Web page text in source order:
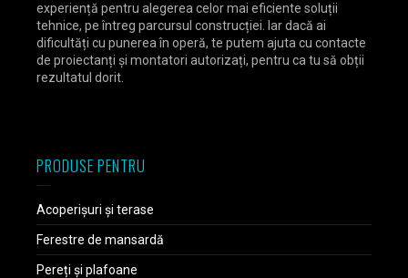
experiență pentru alegerea celor mai eficiente soluții
tehnice, pe întreg parcursul construcției. Iar dacă ai
dificultăți cu punerea în operă, te putem ajuta cu contacte
de proiectanți și montatori autorizați, pentru ca tu să obții
rezultatul dorit.
PRODUSE PENTRU
Acoperișuri și terase
Ferestre de mansardă
Pereți și plafoane